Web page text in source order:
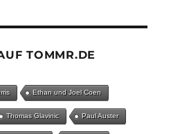
TOMMR.DE
Ethan und Joel Coen
Thomas Glavinic Paul Auster